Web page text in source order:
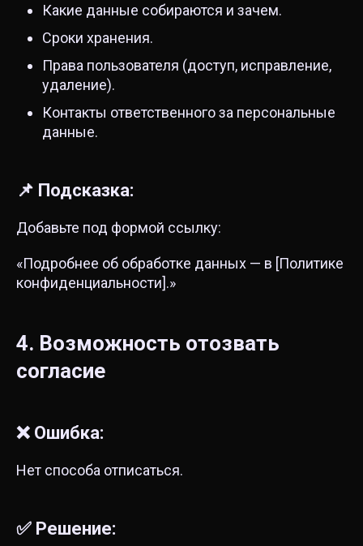
Какие данные собираются и зачем.
Сроки хранения.
Права пользователя (доступ, исправление,
удаление).
Контакты ответственного за персональные
данные.
📌 Подсказка:
Добавьте под формой ссылку:
«Подробнее об обработке данных — в [Политике
конфиденциальности].»
4. Возможность отозвать
согласие
❌ Ошибка:
Нет способа отписаться.
✅ Решение: